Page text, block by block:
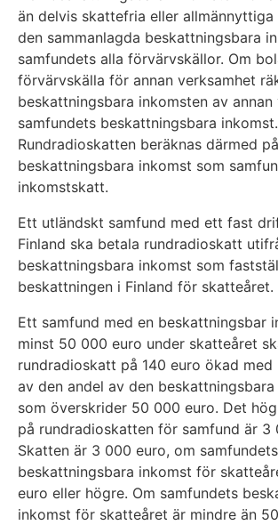
än delvis skattefria eller allmännyttiga
den sammanlagda beskattningsbara
samfundets alla förvärvskällor. Om
förvärvskälla för annan verksamhet
beskattningsbara inkomsten av
samfundets beskattningsbara inkomst.
Rundradioskatten beräknas därmed
beskattningsbara inkomst som
inkomstskatt.
Ett utländskt samfund med ett fast
Finland ska betala rundradioskatt
beskattningsbara inkomst som
beskattningen i Finland för skatteåret.
Ett samfund med en beskattningsbar
minst 50 000 euro under skatteåret
rundradioskatt på 140 euro ökad
av den andel av den
som överskrider 50 000 euro. Det
på rundradioskatten för samfund är 3
Skatten är 3 000 euro, om samfundets
beskattningsbara inkomst för
euro eller högre. Om samfundets
inkomst för skatteåret är mindre än